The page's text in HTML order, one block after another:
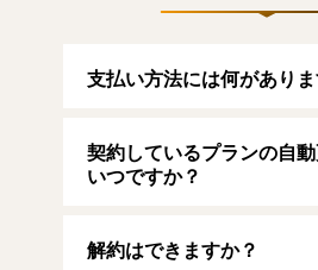
支払い方法には何がありま
す。
【クレジットカード】
契約しているプランの自
いつですか？
ンのご利用期間は、マイペー
解約はできますか？